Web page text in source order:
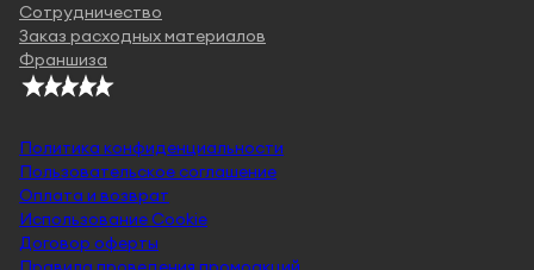
Сотрудничество
Заказ расходных материалов
Франшиза
Политика конфиденциальности
Пользовательское соглашение
Оплата и возврат
Использование Cookie
Договор оферты